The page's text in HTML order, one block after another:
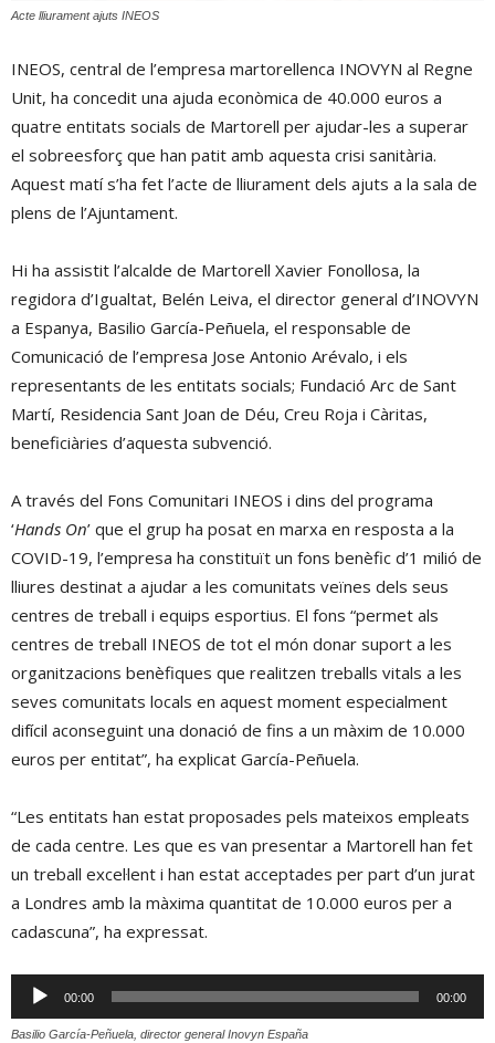
Acte lliurament ajuts INEOS
INEOS, central de l’empresa martorellenca INOVYN al Regne
Unit, ha concedit una ajuda econòmica de 40.000 euros a
quatre entitats socials de Martorell per ajudar-les a superar
el sobreesforç que han patit amb aquesta crisi sanitària.
Aquest matí s’ha fet l’acte de lliurament dels ajuts a la sala de
plens de l’Ajuntament.
Hi ha assistit l’alcalde de Martorell Xavier Fonollosa, la
regidora d’Igualtat, Belén Leiva, el director general d’INOVYN
a Espanya, Basilio García-Peñuela, el responsable de
Comunicació de l’empresa Jose Antonio Arévalo, i els
representants de les entitats socials; Fundació Arc de Sant
Martí, Residencia Sant Joan de Déu, Creu Roja i Càritas,
beneficiàries d’aquesta subvenció.
A través del Fons Comunitari INEOS i dins del programa
‘Hands On’ que el grup ha posat en marxa en resposta a la
COVID-19, l’empresa ha constituït un fons benèfic d’1 milió de
lliures destinat a ajudar a les comunitats veïnes dels seus
centres de treball i equips esportius. El fons “permet als
centres de treball INEOS de tot el món donar suport a les
organitzacions benèfiques que realitzen treballs vitals a les
seves comunitats locals en aquest moment especialment
difícil aconseguint una donació de fins a un màxim de 10.000
euros per entitat”, ha explicat García-Peñuela.
“Les entitats han estat proposades pels mateixos empleats
de cada centre. Les que es van presentar a Martorell han fet
un treball excel·lent i han estat acceptades per part d’un jurat
a Londres amb la màxima quantitat de 10.000 euros per a
cadascuna”, ha expressat.
Reproductor
d'àudio
00:00 00:00
Basilio García-Peñuela, director general Inovyn España